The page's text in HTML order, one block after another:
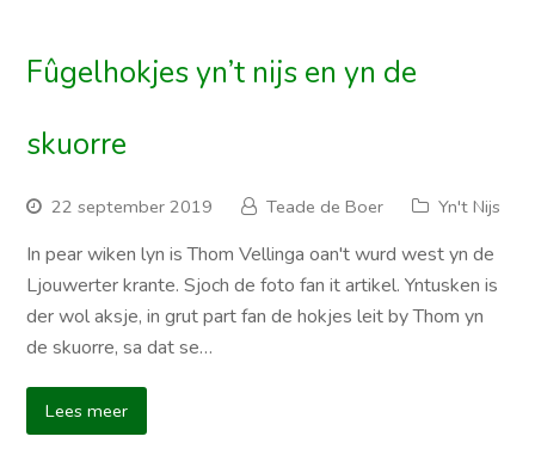
Fûgelhokjes yn’t nijs en yn de
skuorre
22 september 2019 Teade de Boer Yn't Nijs
In pear wiken lyn is Thom Vellinga oan't wurd west yn de
Ljouwerter krante. Sjoch de foto fan it artikel. Yntusken is
der wol aksje, in grut part fan de hokjes leit by Thom yn
de skuorre, sa dat se…
Lees meer